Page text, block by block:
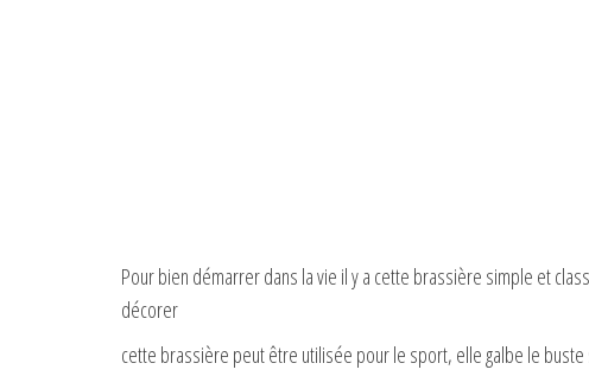
Pour bien démarrer dans la vie il y a cette brassière simple et
décorer
cette brassière peut être utilisée pour le sport, elle galbe le